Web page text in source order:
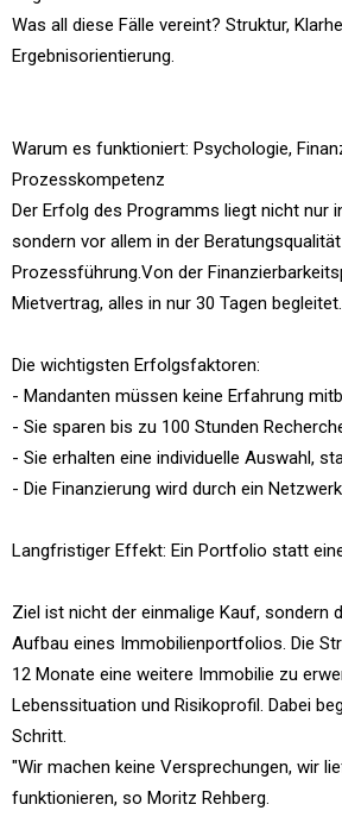
Was all diese Fälle vereint? Struktur,
Ergebnisorientierung.
Warum es funktioniert: Psychologie,
Prozesskompetenz
Der Erfolg des Programms liegt nicht nur
sondern vor allem in der
Prozessführung.Von der
Mietvertrag, alles in nur 30 Tagen begleitet.
Die wichtigsten Erfolgsfaktoren:
- Mandanten müssen keine Erfahrung
- Sie sparen bis zu 100 Stunden
- Sie erhalten eine individuelle Auswahl,
- Die Finanzierung wird durch ein
Langfristiger Effekt: Ein Portfolio statt
Ziel ist nicht der einmalige Kauf, sondern
Aufbau eines Immobilienportfolios. Die
12 Monate eine weitere Immobilie zu
Lebenssituation und Risikoprofil. Dabei
Schritt.
"Wir machen keine Versprechungen, wir
funktionieren, so Moritz Rehberg.